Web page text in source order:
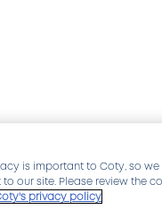
is important to Coty, so
to our site. Please review the
privacy policy